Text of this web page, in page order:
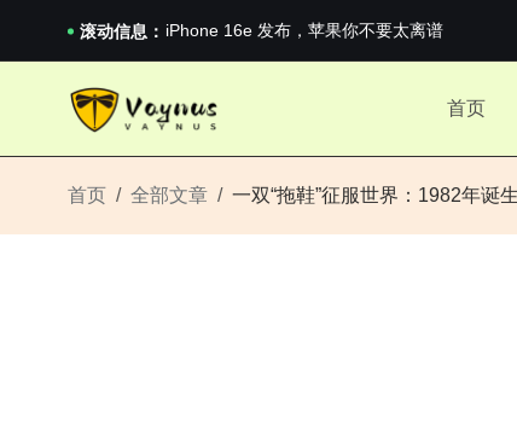
滚动信息： 2026澳网男单收官：全满贯对上全满亚，德约...
《巅峰守卫 Highguard》正式上线，官...
2026澳网男单收官：全满贯对上全满亚，德约...
首页
首页 全部文章 一双“拖鞋”征服世界：1982年诞